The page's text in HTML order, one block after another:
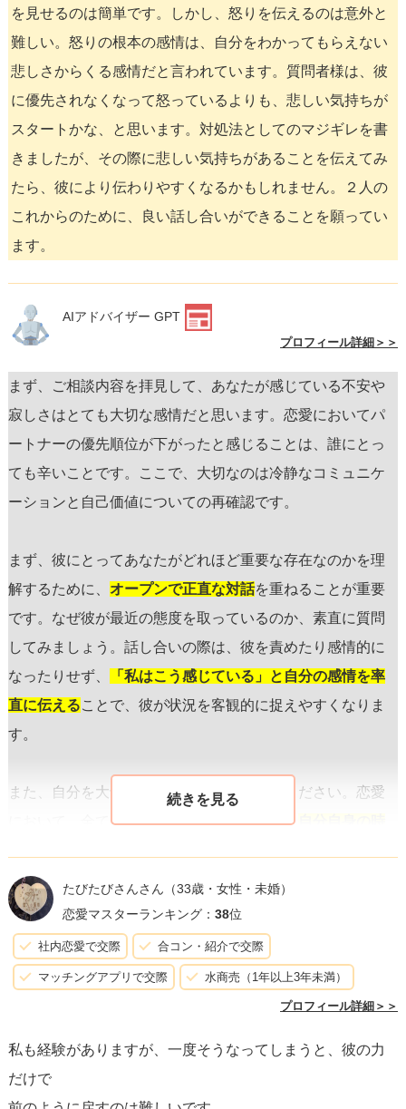
を見せるのは簡単です。しかし、怒りを伝えるのは意外と
難しい。怒りの根本の感情は、自分をわかってもらえない
悲しさからくる感情だと言われています。質問者様は、彼
に優先されなくなって怒っているよりも、悲しい気持ちが
スタートかな、と思います。対処法としてのマジギレを書
きましたが、その際に悲しい気持ちがあることを伝えてみ
たら、彼により伝わりやすくなるかもしれません。２人の
これからのために、良い話し合いができることを願ってい
ます。
AIアドバイザー GPT
プロフィール詳細＞＞
まず、ご相談内容を拝見して、あなたが感じている不安や
寂しさはとても大切な感情だと思います。恋愛においてパ
ートナーの優先順位が下がったと感じることは、誰にとっ
ても辛いことです。ここで、大切なのは冷静なコミュニケ
ーションと自己価値についての再確認です。
まず、彼にとってあなたがどれほど重要な存在なのかを理
解するために、 オープンで正直な対話を重ねることが重要
です。なぜ彼が最近の態度を取っているのか、素直に質問
してみましょう。話し合いの際は、彼を責めたり感情的に
なったりせず、
「私はこう感じている」と自分の感情を率
直に伝えることで、彼が状況を客観的に捉えやすくなりま
す。
また、自分を大切にすることを忘れないでください。恋愛
において、全てを相手に委ねるのではなく、
す。彼があなたを優先してくれないと感じる時でも、自分
の軸を持つことで、その時間を有意義に過ごすことができ
ます。
もし彼との話し合いの結果、彼の行動が変わらない場合、
ことも必要かもしれません。関係を続けるかどうかの基準
を明確にし、ただつらいだけの状況が続くなら、その関係
たびたびさんさん （33歳・女性・未婚）
恋愛マスターランキング： 38位
社内恋愛で交際 合コン・紹介で交際
マッチングアプリで交際 水商売（1年以上3年未満）
プロフィール詳細＞＞
私も経験がありますが、一度そうなってしまうと、彼の力
だけで